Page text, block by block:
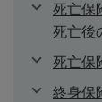
死亡保
死亡後
死亡保
終身保